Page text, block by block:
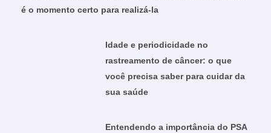
é o momento certo para realizá-la
Idade e periodicidade no
rastreamento de câncer: o que
você precisa saber para cuidar da
sua saúde
Entendendo a importância do PSA